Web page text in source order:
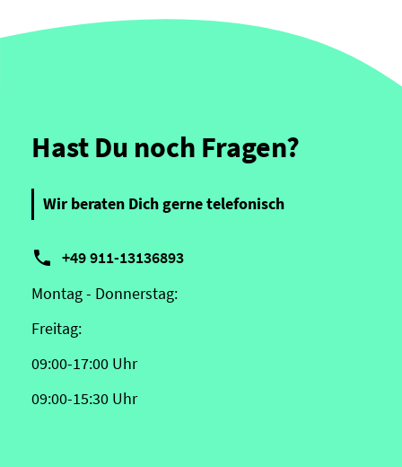
Hast Du noch Fragen?
Wir beraten Dich gerne telefonisch
 +49 911-13136893
Montag - Donnerstag:
Freitag:
09:00-17:00 Uhr
09:00-15:30 Uhr